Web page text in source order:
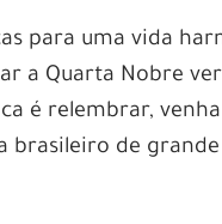
para uma vida
a Quarta Nobre
é relembrar,
brasileiro de